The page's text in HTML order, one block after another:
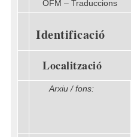
OFM – Traduccions
Identificació
Localització
Arxiu / fons: